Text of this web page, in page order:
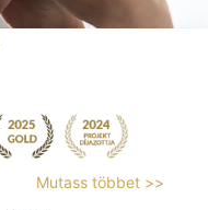
Mutass többet >>